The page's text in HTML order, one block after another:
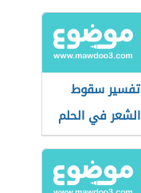
تفسير سقوط
الشعر في الحلم